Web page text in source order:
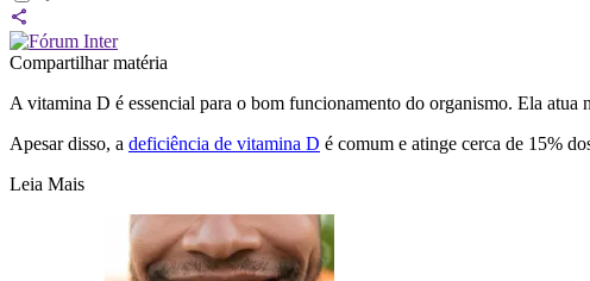
Compartilhar matéria
A vitamina D é essencial para o bom funcionamento do organismo. Ela atua
Apesar disso, a deficiência de vitamina D é comum e atinge cerca de 15%
Leia Mais